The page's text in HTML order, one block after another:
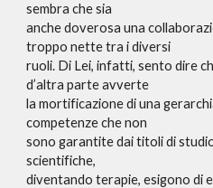
sembra che sia
anche doverosa una
troppo nette tra i diversi
ruoli. Di Lei, infatti, sento dire
d’altra parte avverte
la mortificazione di una
competenze che non
sono garantite dai titoli di
scientifiche,
diventando terapie, esigono di